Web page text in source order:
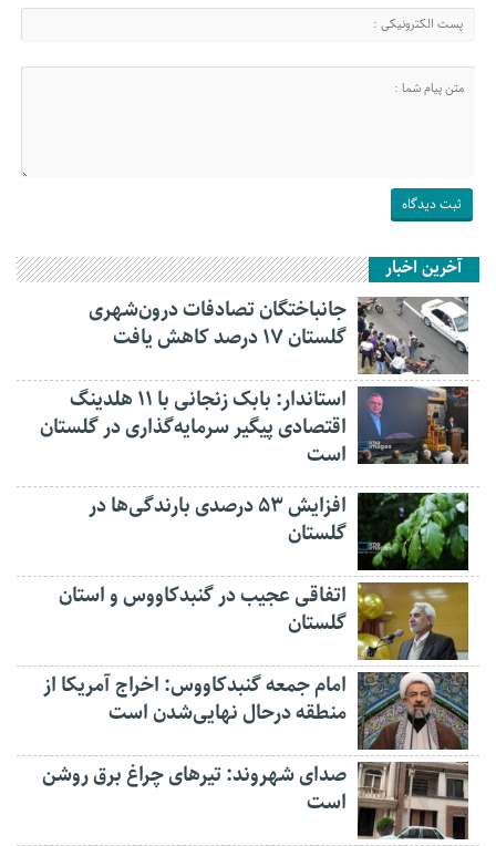
آخرین اخبار
جانباختگان تصادفات درون‌شهری
گلستان ۱۷ درصد کاهش یافت
استاندار: بابک زنجانی با ۱۱ هلدینگ
اقتصادی پیگیر سرمایه‌گذاری در گلستان
است
افزایش ۵۳ درصدی بارندگی‌ها در
گلستان
اتفاقی عجیب در‌ گنبدکاووس و استان
گلستان
امام جمعه گنبدکاووس: اخراج آمریکا از
منطقه درحال نهایی‌شدن است
صدای شهروند: تیرهای چراغ برق روشن
است